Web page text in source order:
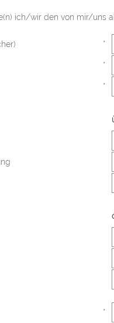
ich/wir den von mir/uns
*
*
*
*